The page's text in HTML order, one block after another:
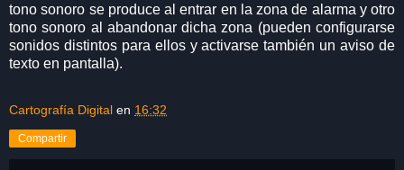
tono sonoro se produce al entrar en la zona de alarma y otro
tono sonoro al abandonar dicha zona (pueden configurarse
sonidos distintos para ellos y activarse también un aviso de
texto en pantalla).
Cartografía Digital en 16:32
Compartir